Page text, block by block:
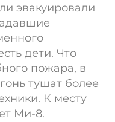
эвакуировали
дети. Что
пожара, в
тушат более
К месту
Ми-8.